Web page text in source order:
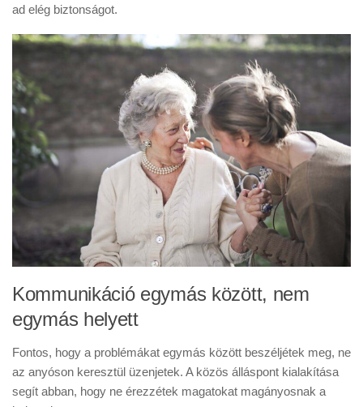
ad elég biztonságot.
Kommunikáció egymás között, nem
egymás helyett
Fontos, hogy a problémákat egymás között beszéljétek meg, ne
az anyóson keresztül üzenjetek. A közös álláspont kialakítása
segít abban, hogy ne érezzétek magatokat magányosnak a